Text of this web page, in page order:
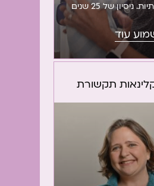
ונוירו-התפתחותיות. ניסיון של 25 שנים
ובהתפתחות הילד
מדריכה קלינית
עצמאית
במעון שיקומי.
עוד
תקשורת